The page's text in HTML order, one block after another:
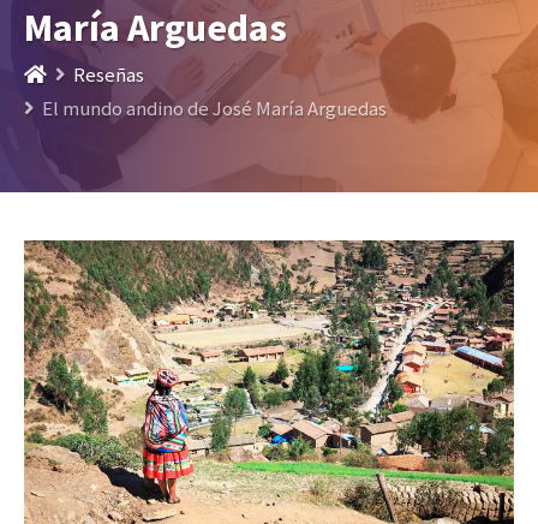
María Arguedas
Reseñas
El mundo andino de José María Arguedas